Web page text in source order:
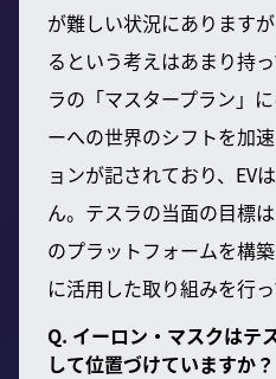
が難しい状況にあります
るという考えはあまり持
ラの「マスタープラン」
ーへの世界のシフトを加
ョンが記されており、EV
ん。テスラの当面の目標
のプラットフォームを構
に活用した取り組みを行っ
Q. イーロン・マスクはテ
して位置づけていますか？